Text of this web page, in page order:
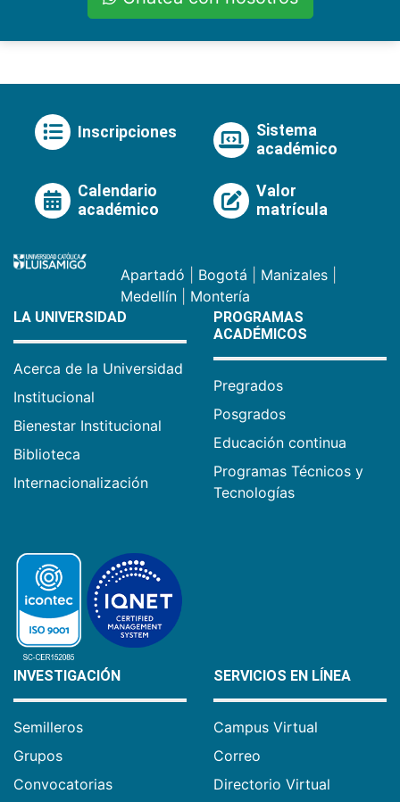
Inscripciones
Sistema
académico
Calendario
académico
Valor
matrícula
Apartadó Bogotá Manizales
Medellín
Montería
LA UNIVERSIDAD
Acerca de la Universidad
Institucional
Bienestar Institucional
Biblioteca
Internacionalización
PROGRAMAS
ACADÉMICOS
Pregrados
Posgrados
Educación continua
Programas Técnicos y
Tecnologías
INVESTIGACIÓN
Semilleros
Grupos
Convocatorias
SERVICIOS EN LÍNEA
Campus Virtual
Correo
Directorio Virtual